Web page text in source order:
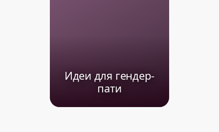
Идеи для гендер-
пати